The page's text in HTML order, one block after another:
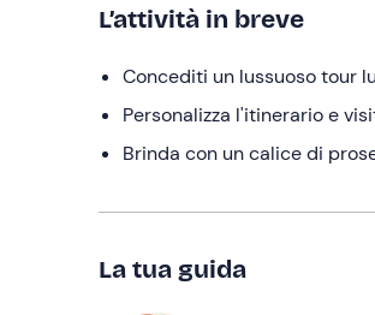
L’attività in breve
Concediti un lussuoso tour
Personalizza l'itinerario e
Brinda con un calice di
La tua guida